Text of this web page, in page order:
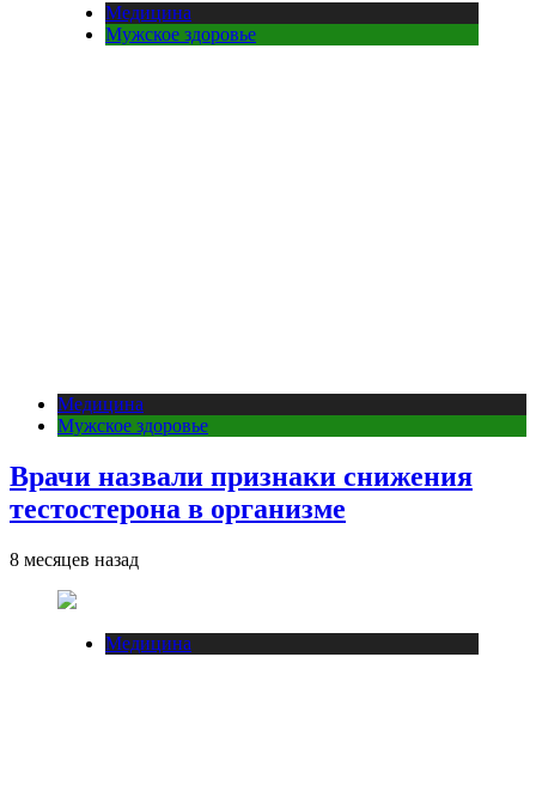
Медицина
Мужское здоровье
Медицина
Мужское здоровье
Врачи назвали признаки снижения
тестостерона в организме
8 месяцев назад
Медицина